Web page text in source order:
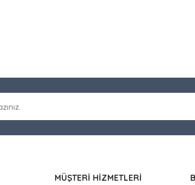
MÜŞTERİ HİZMETLERİ